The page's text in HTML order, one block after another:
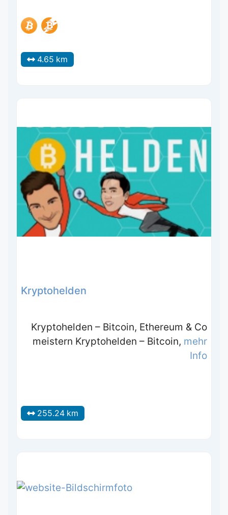
4.65 km
Kryptohelden
Kryptohelden – Bitcoin, Ethereum & Co
meistern Kryptohelden – Bitcoin, mehr
Info
255.24 km